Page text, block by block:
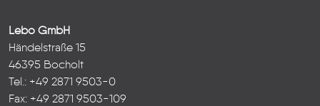
Lebo GmbH
Händelstraße 15
46395 Bocholt
Tel.: +49 2871 9503-0
Fax: +49 2871 9503-109